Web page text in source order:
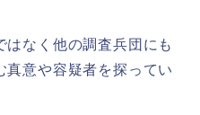
はなく他の調査兵団にも
真意や容疑者を探ってい